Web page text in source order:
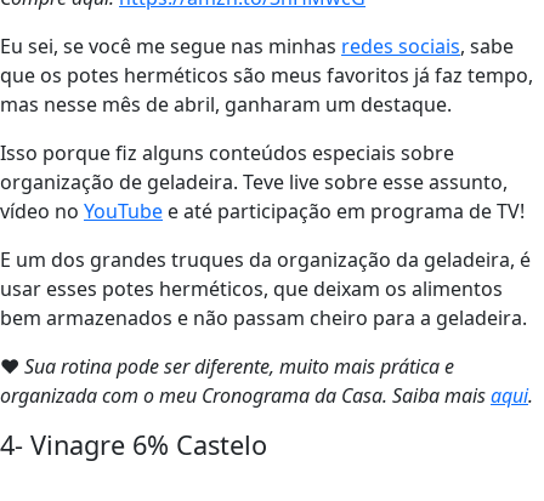
Eu sei, se você me segue nas minhas redes sociais, sabe
que os potes herméticos são meus favoritos já faz tempo,
mas nesse mês de abril, ganharam um destaque.
Isso porque fiz alguns conteúdos especiais sobre
organização de geladeira. Teve live sobre esse assunto,
vídeo no YouTube e até participação em programa de TV!
E um dos grandes truques da organização da geladeira, é
usar esses potes herméticos, que deixam os alimentos
bem armazenados e não passam cheiro para a geladeira.
❤ Sua rotina pode ser diferente, muito mais prática e
organizada com o meu Cronograma da Casa. Saiba maisaqui.
4- Vinagre 6% Castelo